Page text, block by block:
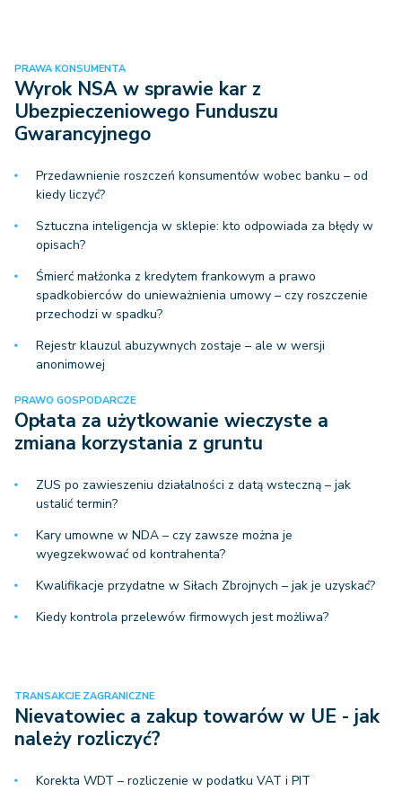
PRAWA KONSUMENTA
Wyrok NSA w sprawie kar z
Ubezpieczeniowego Funduszu
Gwarancyjnego
Przedawnienie roszczeń konsumentów wobec banku – od
kiedy liczyć?
Sztuczna inteligencja w sklepie: kto odpowiada za błędy w
opisach?
Śmierć małżonka z kredytem frankowym a prawo
spadkobierców do unieważnienia umowy – czy roszczenie
przechodzi w spadku?
Rejestr klauzul abuzywnych zostaje – ale w wersji
anonimowej
PRAWO GOSPODARCZE
Opłata za użytkowanie wieczyste a
zmiana korzystania z gruntu
ZUS po zawieszeniu działalności z datą wsteczną – jak
ustalić termin?
Kary umowne w NDA – czy zawsze można je
wyegzekwować od kontrahenta?
Kwalifikacje przydatne w Siłach Zbrojnych – jak je uzyskać?
Kiedy kontrola przelewów firmowych jest możliwa?
TRANSAKCJE ZAGRANICZNE
Nievatowiec a zakup towarów w UE - jak
należy rozliczyć?
Korekta WDT – rozliczenie w podatku VAT i PIT